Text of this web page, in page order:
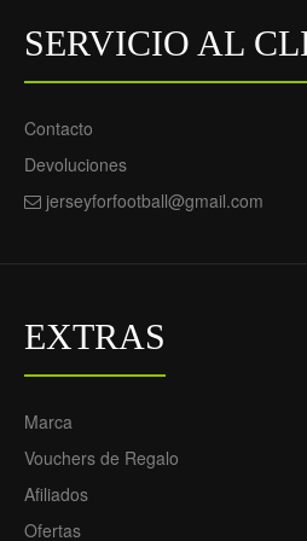
(Camiseta+Pantalón
Germain Dembele 10
24 - Niño
SERVICIO AL
Contacto
Devoluciones
jerseyforfootball@gmail.com
EXTRAS
Marca
Vouchers de Regalo
Afiliados
Ofertas